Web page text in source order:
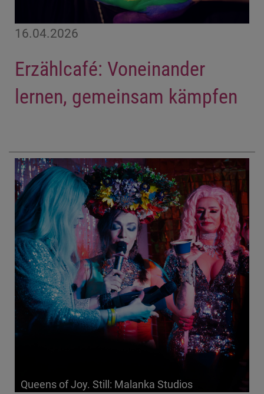
16.04.2026
Erzählcafé: Voneinander
lernen, gemeinsam kämpfen
Queens of Joy. Still: Malanka Studios